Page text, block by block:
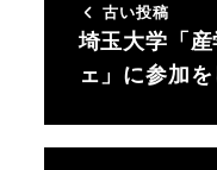
古い投稿
埼玉大学「
ェ」に参加を